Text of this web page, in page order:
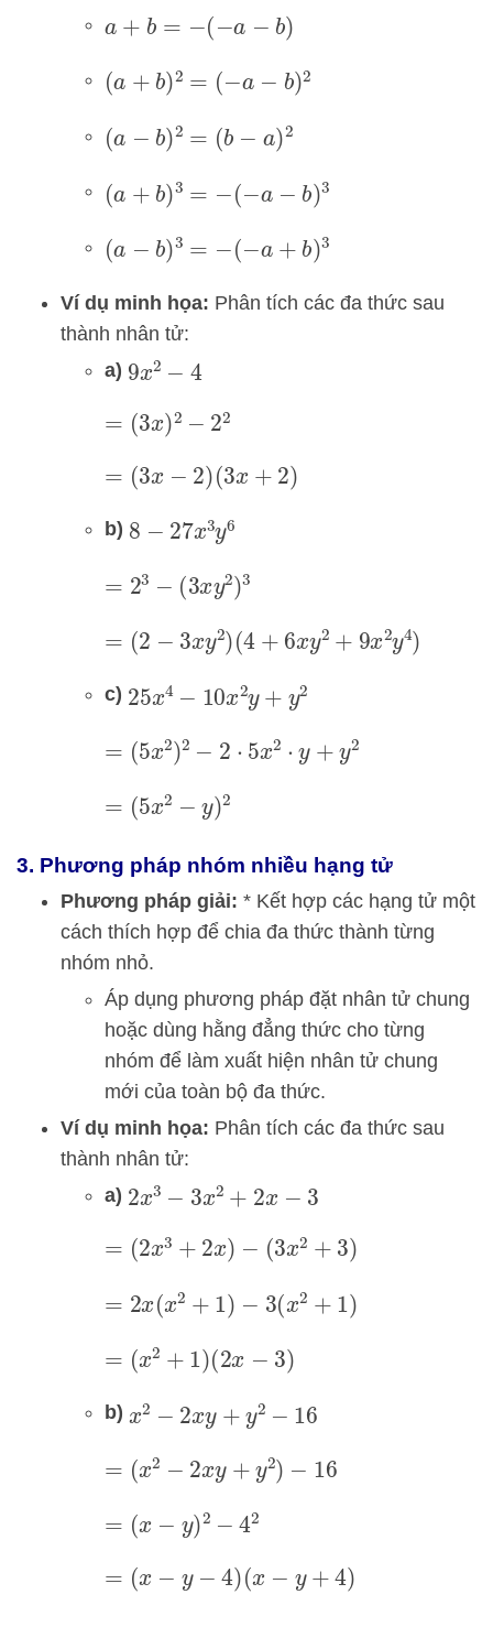
a +b = −( −a−b)
(a +b )2= (− a−b) 2
(a −b )2= (b −a )2
(a +b )3= −( −a−b) 3
(a −b )3= −( −a+b) 3
Ví dụ minh họa: Phân tích các đa thức sau
thành nhân tử:
a) 9x2 −4
=( 3x)2− 22
=( 3x− 2) (3x+2)
b) 8 −27x3y6
=23−(3 xy2)3
=( 2− 3x y2)(4+6 xy 2+9x2y4)
c) 25x4 −10x2y+y 2
=( 5x2)2−2 ⋅5 x 2⋅y+ y2
=( 5x2− y) 2
3. Phương pháp nhóm nhiều hạng tử
Phương pháp giải: * Kết hợp các hạng tử một
cách thích hợp để chia đa thức thành từng
nhóm nhỏ.
Áp dụng phương pháp đặt nhân tử chung
hoặc dùng hằng đẳng thức cho từng
nhóm để làm xuất hiện nhân tử chung
mới của toàn bộ đa thức.
Ví dụ minh họa: Phân tích các đa thức sau
thành nhân tử:
a) 2x3 −3x2+2 x−3
=( 2x3+ 2x)−( 3x 2+3)
=2x(x2+ 1) −3 (x 2+1)
=( x2+ 1) (2x−3 )
b) x2 −2xy+ y2 −16
=( x2− 2xy+y 2) −16
=( x− y)2−4 2
=( x− y− 4) (x −y+4)